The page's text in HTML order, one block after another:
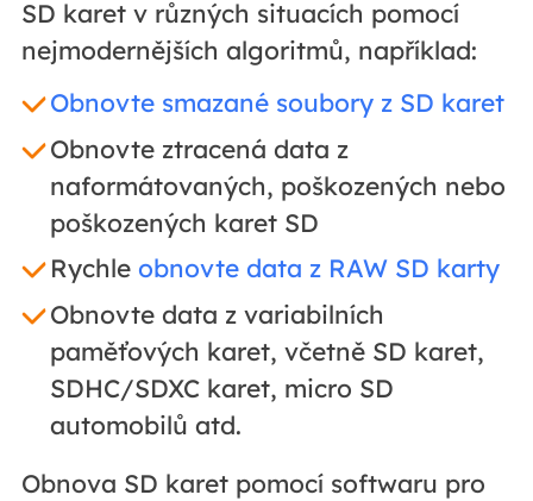
SD karet v různých situacích pomocí
nejmodernějších algoritmů, například:
Obnovte smazané soubory z SD karet
Obnovte ztracená data z
naformátovaných, poškozených nebo
poškozených karet SD
Rychle obnovte data z RAW SD karty
Obnovte data z variabilních
paměťových karet, včetně SD karet,
SDHC/SDXC karet, micro SD
automobilů atd.
Obnova SD karet pomocí softwaru pro